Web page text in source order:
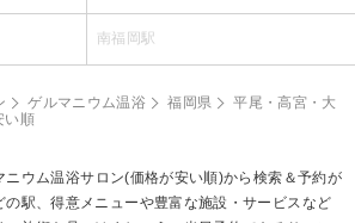
南福岡駅
ゲルマニウム温浴 福岡県
平尾・高宮・大
い順
ニウム温浴サロン(価格が安い順)から検索＆予約が
駅、得意メニューや豊富な施設・サービスなど